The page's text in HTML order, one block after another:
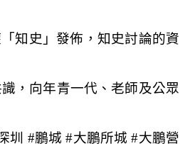
知史」發佈，知史討論的資
，向年青一代、老師及公眾
圳 #鵬城 #大鵬所城 #大鵬營